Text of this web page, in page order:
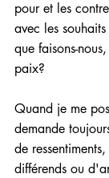
pour et les
avec les
que faisons-
paix?
Quand je me
demande
de
différends ou